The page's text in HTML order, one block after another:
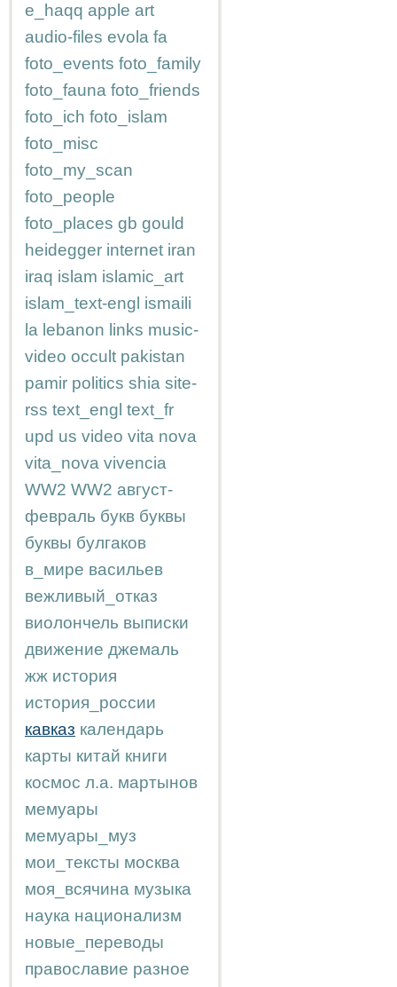
e_haqq apple art
audio-files evola fa
foto_events foto_family
foto_fauna foto_friends
foto_ich foto_islam
foto_misc
foto_my_scan
foto_people
foto_places gb gould
heidegger internet iran
iraq islam islamic_art
islam_text-engl ismaili
la lebanon links music-
video occult pakistan
pamir politics shia site-
rss text_engl text_fr
upd us video vita nova
vita_nova vivencia
WW2 WW2 август-
февраль букв буквы
буквы булгаков
в_мире васильев
вежливый_отказ
виолончель выписки
движение джемаль
жж история
история_россии
кавказ календарь
карты китай книги
космос л.а. мартынов
мемуары
мемуары_муз
мои_тексты москва
моя_всячина музыка
наука национализм
новые_переводы
православие разное